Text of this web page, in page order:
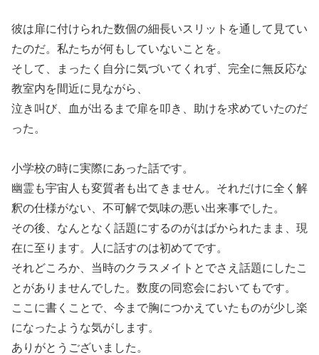
彼は扉に付けられた数個の細長いスリットを通して見てい
たのだ。私たちが何もしていないことを。
そして、まったく自分に気づいてくれず、完全に無反応な
教室内を間近に見ながら、
泣き叫び、血が出るまで扉を叩き、助けを求めていたのだ
った。
小学校の時に実際にあった話です。
幽霊も宇宙人も変質者も出てきません。それだけに全く解
釈の仕様がない、不可解で気味の悪い出来事でした。
その後、なんとなく話題にするのがはばかられたまま、現
在に至ります。人に話すのは初めてです。
それどころか、当時のクラスメイトとでさえ話題にしたこ
とがありませんでした。数度の同窓会においてもです。
ここに書くことで、今まで胸につかえていたものが少し楽
になったような気がします。
ありがとうございました。